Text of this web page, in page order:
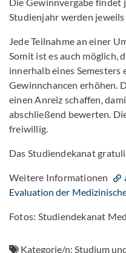
Studienjahr werden
Jede Teilnahme an einer
Somit ist es auch möglich,
innerhalb eines Semesters
Gewinnchancen erhöhen.
einen Anreiz schaffen,
abschließend bewerten.
freiwillig.
Das Studiendekanat
Weitere Informationen
Evaluation der
Fotos: Studiendekanat
Kategorie/n: Studium